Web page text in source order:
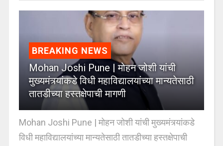
BREAKING NEWS
Mohan Joshi Pune | मोहन जोशी यांची
मुख्यमंत्र्यांकडे विधी महाविद्यालयांच्या मान्यतेसाठी
तातडीच्या हस्तक्षेपाची मागणी
Mohan Joshi Pune | मोहन जोशी यांची मुख्यमंत्र्यांकडे
विधी महाविद्यालयांच्या मान्यतेसाठी तातडीच्या हस्तक्षेपाची